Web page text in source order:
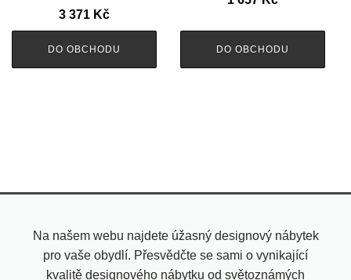
3 371 Kč
DO OBCHODU DO OBCHODU
Na našem webu najdete úžasný designový nábytek
pro vaše obydlí. Přesvědčte se sami o vynikající
kvalitě designového nábytku od světoznámých